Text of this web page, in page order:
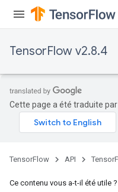
TensorFlow v2.8.4
Cette page a été traduite par
TensorFlow API
Ce contenu vous a-t-il été utile ?